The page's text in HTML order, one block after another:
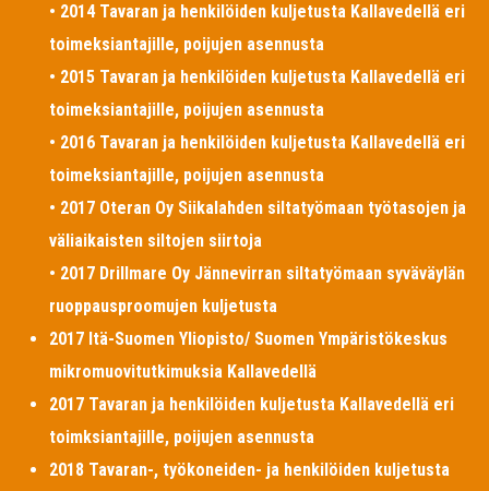
• 2014 Tavaran ja henkilöiden kuljetusta Kallavedellä eri
toimeksiantajille, poijujen asennusta
• 2015 Tavaran ja henkilöiden kuljetusta Kallavedellä eri
toimeksiantajille, poijujen asennusta
• 2016 Tavaran ja henkilöiden kuljetusta Kallavedellä eri
toimeksiantajille, poijujen asennusta
• 2017 Oteran Oy Siikalahden siltatyömaan työtasojen ja
väliaikaisten siltojen siirtoja
• 2017 Drillmare Oy Jännevirran siltatyömaan syväväylän
ruoppausproomujen kuljetusta
2017 Itä-Suomen Yliopisto/ Suomen Ympäristökeskus
mikromuovitutkimuksia Kallavedellä
2017 Tavaran ja henkilöiden kuljetusta Kallavedellä eri
toimksiantajille, poijujen asennusta
2018 Tavaran-, työkoneiden- ja henkilöiden kuljetusta